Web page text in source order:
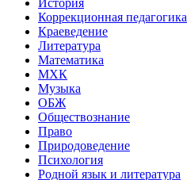
Коррекционная педагогика
Краеведение
Литература
Математика
МХК
Музыка
ОБЖ
Обществознание
Право
Природоведение
Психология
Родной язык и литература